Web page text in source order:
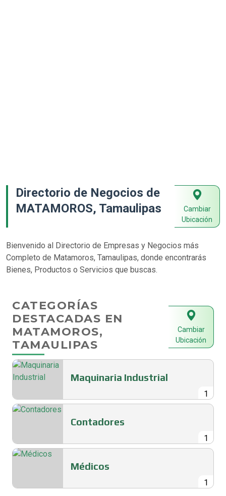
Directorio de Negocios de
MATAMOROS, Tamaulipas
Cambiar
Ubicación
Bienvenido al Directorio de Empresas y Negocios más
Completo de Matamoros, Tamaulipas, donde encontrarás
Bienes, Productos o Servicios que buscas.
CATEGORÍAS
DESTACADAS EN
MATAMOROS,
TAMAULIPAS
Cambiar
Ubicación
1
Maquinaria Industrial
1
Contadores
1
Médicos